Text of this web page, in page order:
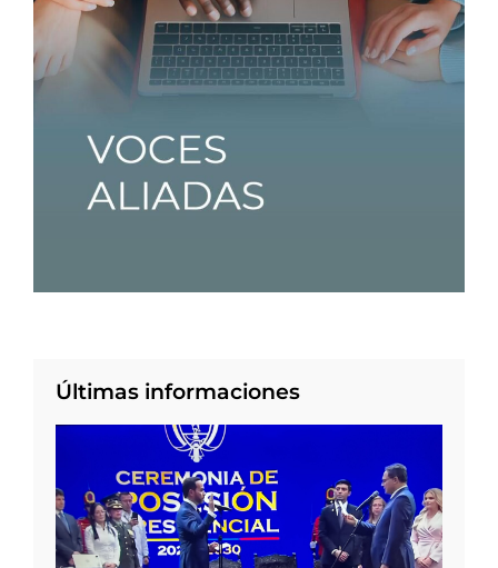
Últimas informaciones